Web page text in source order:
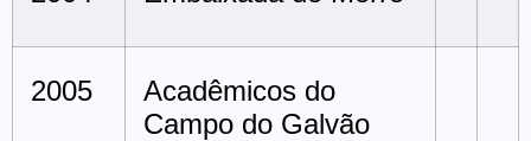
2005
Acadêmicos do
Campo do Galvão